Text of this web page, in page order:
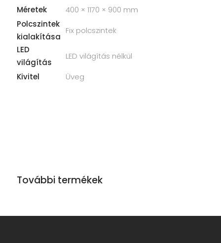
Méretek
400 × 1170 × 900 mm
Polcszintek
kialakítása
Fix polcszintek
LED
világítás
LED világítás nélkül
Kivitel
Üveg
További termékek